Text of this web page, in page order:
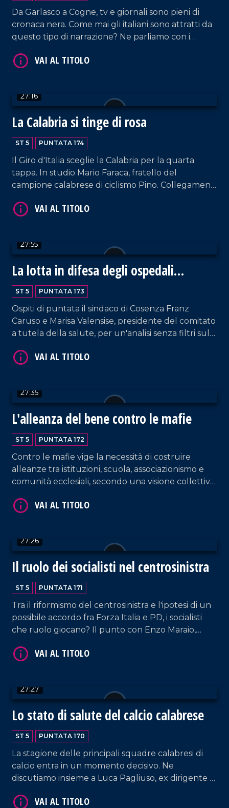
Da Garlasco a Cogne, tv e giornali sono pieni di
cronaca nera. Come mai gli italiani sono attratti da
questo tipo di narrazione? Ne parliamo con i
27:16
La Calabria si tinge di rosa
ST 5 PUNTATA 174
Il Giro d'Italia sceglie la Calabria per la quarta
tappa. In studio Mario Faraca, fratello del
campione calabrese di ciclismo Pino. Collegamenti
27:55
La lotta in difesa degli ospedali
calabresi
ST 5 PUNTATA 173
Ospiti di puntata il sindaco di Cosenza Franz
Caruso e Marisa Valensise, presidente del comitato
a tutela della salute, per un'analisi senza filtri sulla
27:35
L'alleanza del bene contro le mafie
ST 5 PUNTATA 172
Contro le mafie vige la necessità di costruire
alleanze tra istituzioni, scuola, associazionismo e
comunità ecclesiali, secondo una visione collettiva
del dibattito Mons. Francesco Savino, vescovo
il Mezzogiorno. In studio, insieme a Pier Paolo
Cambareri, il prof. Giancarlo Costabile.
27:26
Il ruolo dei socialisti nel centrosinistra
ST 5 PUNTATA 171
Tra il riformismo del centrosinistra e l'ipotesi di un
possibile accordo fra Forza Italia e PD, i socialisti
che ruolo giocano? Il punto con Enzo Maraio,
segretario regionale del Partito Socialista Italiano.
27:27
Lo stato di salute del calcio calabrese
ST 5 PUNTATA 170
La stagione delle principali squadre calabresi di
calcio entra in un momento decisivo. Ne
discutiamo insieme a Luca Pagliuso, ex dirigente di
giornalista della Gazzetta dello Sport.
VAI AL TITOLO
VAI AL TITOLO
VAI AL TITOLO
VAI AL TITOLO